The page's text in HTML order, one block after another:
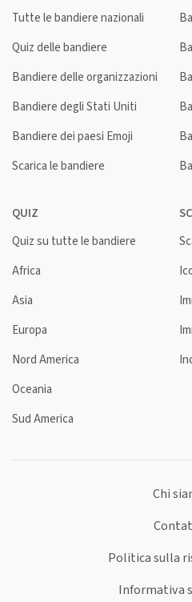
Tutte le bandiere nazionali
Quiz delle bandiere
Bandiere delle organizzazioni
Bandiere degli Stati Uniti
Bandiere dei paesi Emoji
Scarica le bandiere
QUIZ
Quiz su tutte le bandiere
Africa
Asia
Europa
Nord America
Oceania
Sud America
Chi
Politica sulla
Informativa